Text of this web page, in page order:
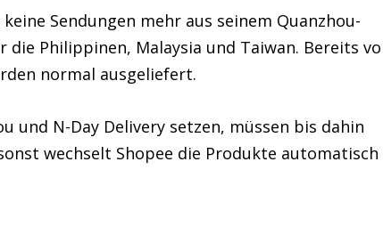
Sendungen mehr aus seinem Quanzhou-
die Philippinen, Malaysia und Taiwan. Bereits
normal ausgeliefert.
und N-Day Delivery setzen, müssen bis dahin
wechselt Shopee die Produkte automatisch